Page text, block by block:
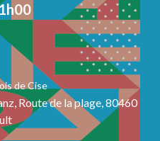
de Cise
Route de la plage, 80460